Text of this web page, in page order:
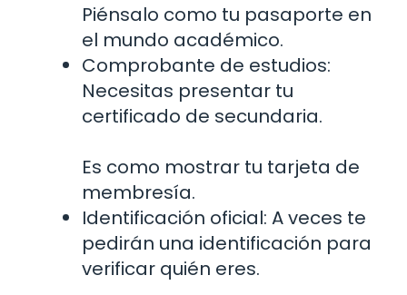
Piénsalo como tu pasaporte en
el mundo académico.
Comprobante de estudios:
Necesitas presentar tu
certificado de secundaria.
Es como mostrar tu tarjeta de
membresía.
Identificación oficial: A veces te
pedirán una identificación para
verificar quién eres.